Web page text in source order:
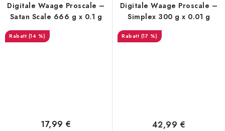
Digitale Waage Proscale –
Satan Scale 666 g x 0.1 g
(14 %)
17,99 €
Digitale Waage Proscale –
Simplex 300 g x 0.01 g
(17 %)
42,99 €